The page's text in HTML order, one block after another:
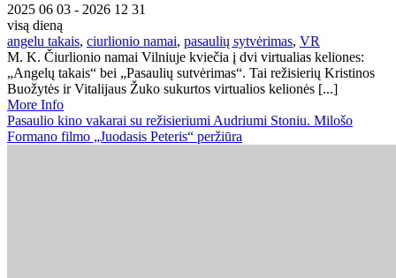
2025 06 03 - 2026 12 31
visą dieną
angelu takais, ciurlionio namai, pasaulių sytvėrimas, VR
M. K. Čiurlionio namai Vilniuje kviečia į dvi virtualias keliones:
„Angelų takais“ bei „Pasaulių sutvėrimas“. Tai režisierių Kristinos
Buožytės ir Vitalijaus Žuko sukurtos virtualios kelionės [...]
More Info
Pasaulio kino vakarai su režisieriumi Audriumi Stoniu. Milošo
Formano filmo „Juodasis Peteris“ peržiūra